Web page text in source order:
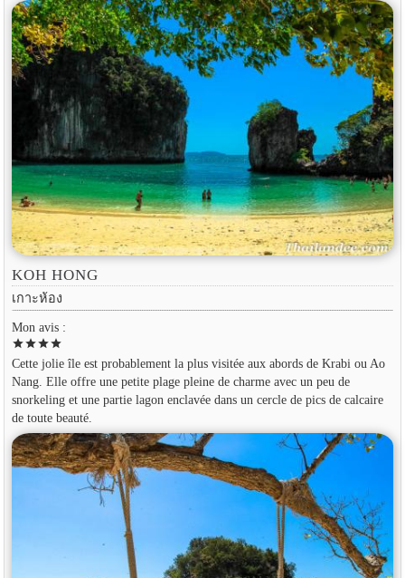
KOH HONG
เกาะห้อง
Mon avis :
starstarstarstar
Cette jolie île est probablement la plus visitée aux abords de Krabi ou Ao
Nang. Elle offre une petite plage pleine de charme avec un peu de
snorkeling et une partie lagon enclavée dans un cercle de pics de calcaire
de toute beauté.